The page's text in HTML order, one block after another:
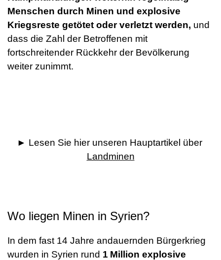
Menschen durch Minen und explosive
Kriegsreste getötet oder verletzt werden, und
dass die Zahl der Betroffenen mit
fortschreitender Rückkehr der Bevölkerung
weiter zunimmt.
► Lesen Sie hier unseren Hauptartikel über
Landminen
Wo liegen Minen in Syrien?
In dem fast 14 Jahre andauernden Bürgerkrieg
wurden in Syrien rund 1 Million explosive